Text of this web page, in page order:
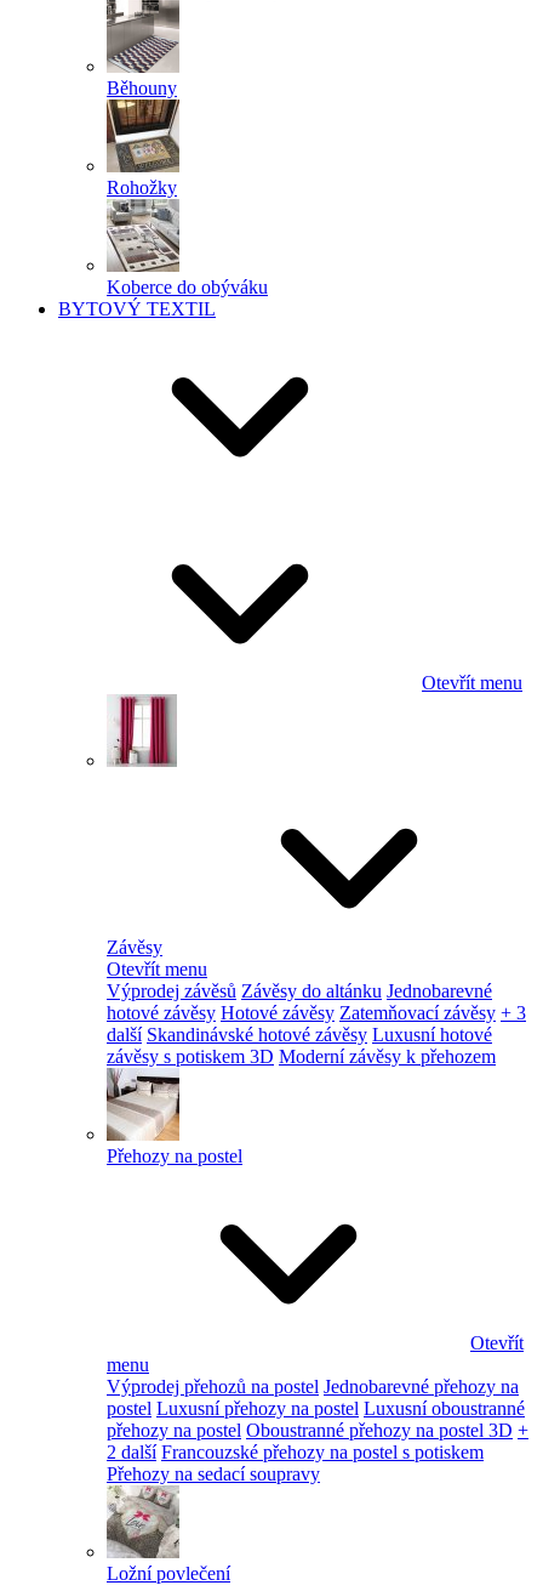
Běhouny
Rohožky
Koberce do obýváku
BYTOVÝ TEXTIL
Otevřít menu
Závěsy
Otevřít menu
Výprodej závěsů Závěsy do altánku Jednobarevné
hotové závěsy Hotové závěsy Zatemňovací závěsy + 3
další Skandinávské hotové závěsy Luxusní hotové
závěsy s potiskem 3D Moderní závěsy k přehozem
Přehozy na postel
Otevřít
menu
Výprodej přehozů na postel Jednobarevné přehozy na
postel Luxusní přehozy na postel Luxusní oboustranné
přehozy na postel Oboustranné přehozy na postel 3D +
2 další Francouzské přehozy na postel s potiskem
Přehozy na sedací soupravy
Ložní povlečení